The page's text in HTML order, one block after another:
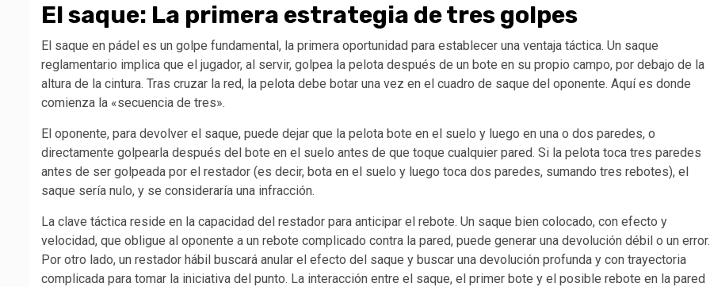
El saque: La primera estrategia de tres golpes
El saque en pádel es un golpe fundamental, la primera oportunidad para establecer una ventaja táctica. Un saque
reglamentario implica que el jugador, al servir, golpea la pelota después de un bote en su propio campo, por debajo de la
altura de la cintura. Tras cruzar la red, la pelota debe botar una vez en el cuadro de saque del oponente. Aquí es donde
comienza la «secuencia de tres».
El oponente, para devolver el saque, puede dejar que la pelota bote en el suelo y luego en una o dos paredes, o
directamente golpearla después del bote en el suelo antes de que toque cualquier pared. Si la pelota toca tres paredes
antes de ser golpeada por el restador (es decir, bota en el suelo y luego toca dos paredes, sumando tres rebotes), el
saque sería nulo, y se consideraría una infracción.
La clave táctica reside en la capacidad del restador para anticipar el rebote. Un saque bien colocado, con efecto y
velocidad, que obligue al oponente a un rebote complicado contra la pared, puede generar una devolución débil o un error.
Por otro lado, un restador hábil buscará anular el efecto del saque y buscar una devolución profunda y con trayectoria
complicada para tomar la iniciativa del punto. La interacción entre el saque, el primer bote y el posible rebote en la pared